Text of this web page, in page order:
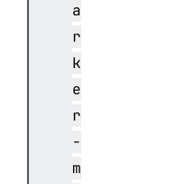
a
r
k
e
r
-
m